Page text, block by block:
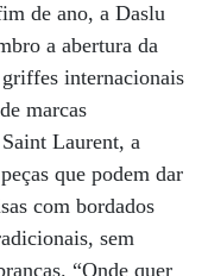
de ano, a Daslu
a abertura da
internacionais
marcas
Laurent, a
que podem dar
com bordados
sem
“Onde quer